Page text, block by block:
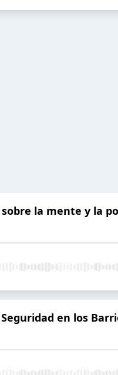
la mente y la
en los